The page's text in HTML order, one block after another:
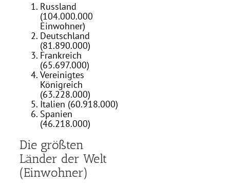
Russland
(104.000.000
Einwohner)
Deutschland
(81.890.000)
Frankreich
(65.697.000)
Vereinigtes
Königreich
(63.228.000)
Italien (60.918.000)
Spanien
(46.218.000)
Die größten
Länder der Welt
(Einwohner)